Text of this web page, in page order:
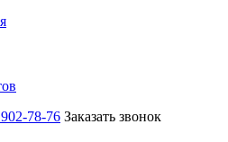
78-76 Заказать звонок